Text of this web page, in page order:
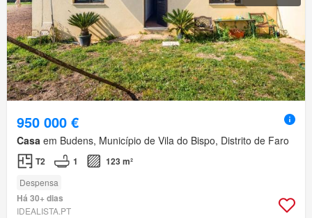
950 000 €
Casa em Budens, Município de Vila do Bispo, Distrito de Faro
T2 1 123 m²
Despensa
Há 30+ dias
IDEALISTA.PT